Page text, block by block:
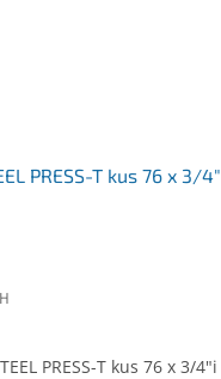
PRESS-T kus 76 x 3/
PRESS-T kus 76 x 3/